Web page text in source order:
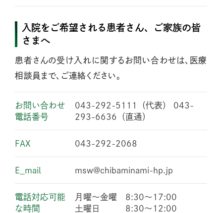
入院をご希望される患者さん、ご家族の皆
さまへ
患者さんの受け入れに関するお問い合わせは、医療
相談員まで、ご連絡ください。
お問い合わせ
電話番号
043-292-5111（代表） 043-
293-6636（直通）
FAX 043-292-2068
E_mail msw@chibaminami-hp.jp
電話対応可能
な時間
月曜〜金曜 8:30〜17:00
土曜日 8:30〜12:00